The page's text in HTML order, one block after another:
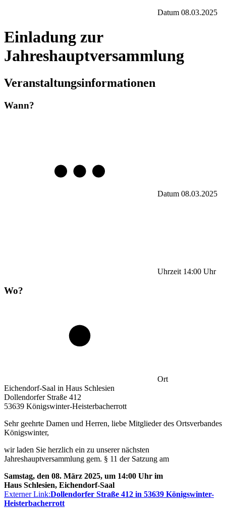
Datum 08.03.2025
Einladung zur
Jahreshauptversammlung
Veranstaltungsinformationen
Wann?
Datum 08.03.2025
Uhrzeit 14:00 Uhr
Wo?
Ort
Eichendorf-Saal in Haus Schlesien
Dollendorfer Straße 412
53639 Königswinter-Heisterbacherrott
Sehr geehrte Damen und Herren, liebe Mitglieder des Ortsverbandes
Königswinter,
wir laden Sie herzlich ein zu unserer nächsten
Jahreshauptversammlung gem. § 11 der Satzung am
Samstag, den 08. März 2025, um 14:00 Uhr im
Haus Schlesien, Eichendorf-Saal
Externer Link:Dollendorfer Straße 412 in 53639 Königswinter-
Heisterbacherrott